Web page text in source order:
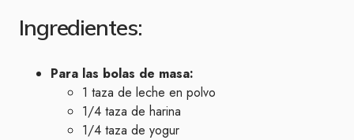
Ingredientes:
Para las bolas de masa:
1 taza de leche en polvo
1/4 taza de harina
1/4 taza de yogur